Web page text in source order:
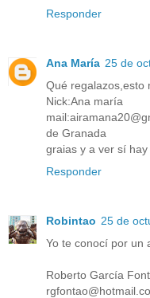
Responder
Ana María 25 de
Qué regalazos,esto
Nick:Ana maría
de Granada
graias y a ver sí hay
Responder
Robintao 25 de
Yo te conocí por un
Roberto García